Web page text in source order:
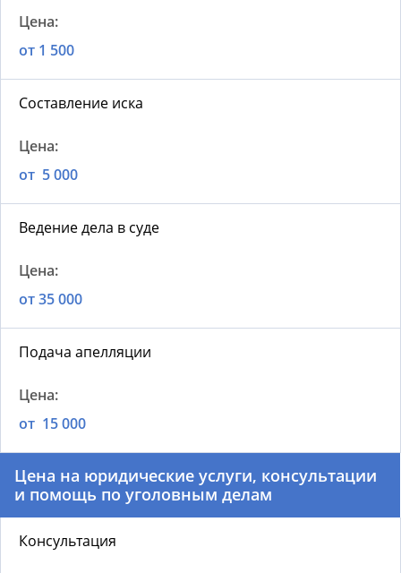
от 1 500
Составление иска
от 5 000
Ведение дела в суде
от 35 000
Подача апелляции
от 15 000
Цена на юридические услуги, консультации
и помощь по уголовным делам
Консультация